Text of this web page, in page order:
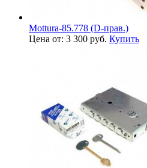
Mottura-85.778 (D-прав.)
Цена от: 3 300 руб. Купить